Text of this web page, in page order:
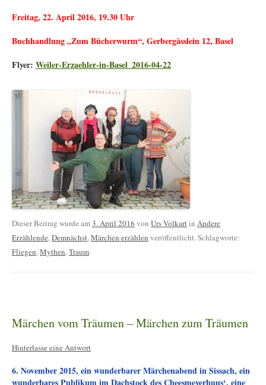
Freitag, 22. April 2016, 19.30Uhr
Buchhandlung „Zum Bücherwurm“, Gerbergässlein 12, Basel
Flyer: Weiler-Erzaehler-in-Basel_2016-04-22
Dieser Beitrag wurde am3. April 2016 von Urs Volkartin Andere
Erzählende,Demnächst,Märchen erzählen veröffentlicht. Schlagworte:
Fliegen,Mythen,Traum.
Märchen vom Träumen – Märchen zum Träumen
Hinterlasse eine Antwort
6. November 2015, ein wunderbarer Märchenabend in Sissach, ein
wunderbares Publikum im Dachstock des Cheesmeyerhuus‘, eine